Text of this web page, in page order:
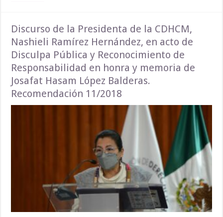
Discurso de la Presidenta de la CDHCM,
Nashieli Ramírez Hernández, en acto de
Disculpa Pública y Reconocimiento de
Responsabilidad en honra y memoria de
Josafat Hasam López Balderas.
Recomendación 11/2018